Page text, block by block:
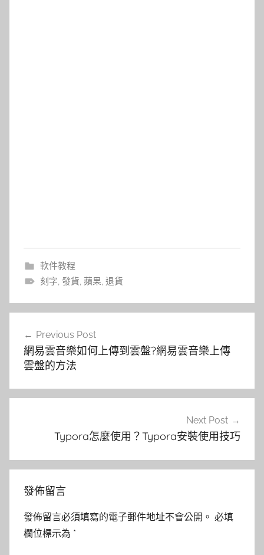
軟件教程
刻字 發貨 蘋果 退貨
覽
Previous Post
網易雲音樂如何上傳到雲盤?網易雲音樂上傳
雲盤的方法
Next Post
Typora怎麼使用？Typora安裝使用技巧
發佈留言
發佈留言必須填寫的電子郵件地址不會公開。 必填
欄位標示為 *